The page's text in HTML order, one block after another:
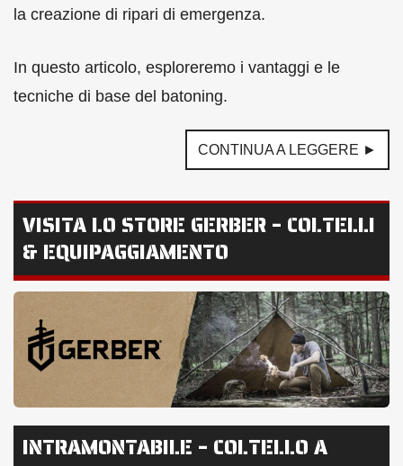
la creazione di ripari di emergenza.
In questo articolo, esploreremo i vantaggi e le
tecniche di base del batoning.
CONTINUA A LEGGERE ►
VISITA LO STORE GERBER – COLTELLI
& EQUIPAGGIAMENTO
INTRAMONTABILE – COLTELLO A